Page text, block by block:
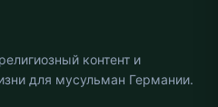
контент и
для мусульман Германии.